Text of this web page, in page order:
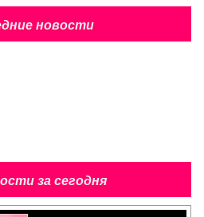
новости
за сегодня